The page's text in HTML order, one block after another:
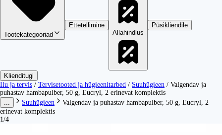
Tootekategooriad
Ettetellimine
Allahindlus
Püsikliendile
Klienditugi
Ilu ja tervis / Tervisetooted ja hügieenitarbed / Suuhügieen / Valgendav ja
puhastav hambapulber, 50 g, Eucryl, 2 erinevat komplektis
Suuhügieen
Valgendav ja puhastav hambapulber, 50 g, Eucryl, 2
erinevat komplektis
1/4